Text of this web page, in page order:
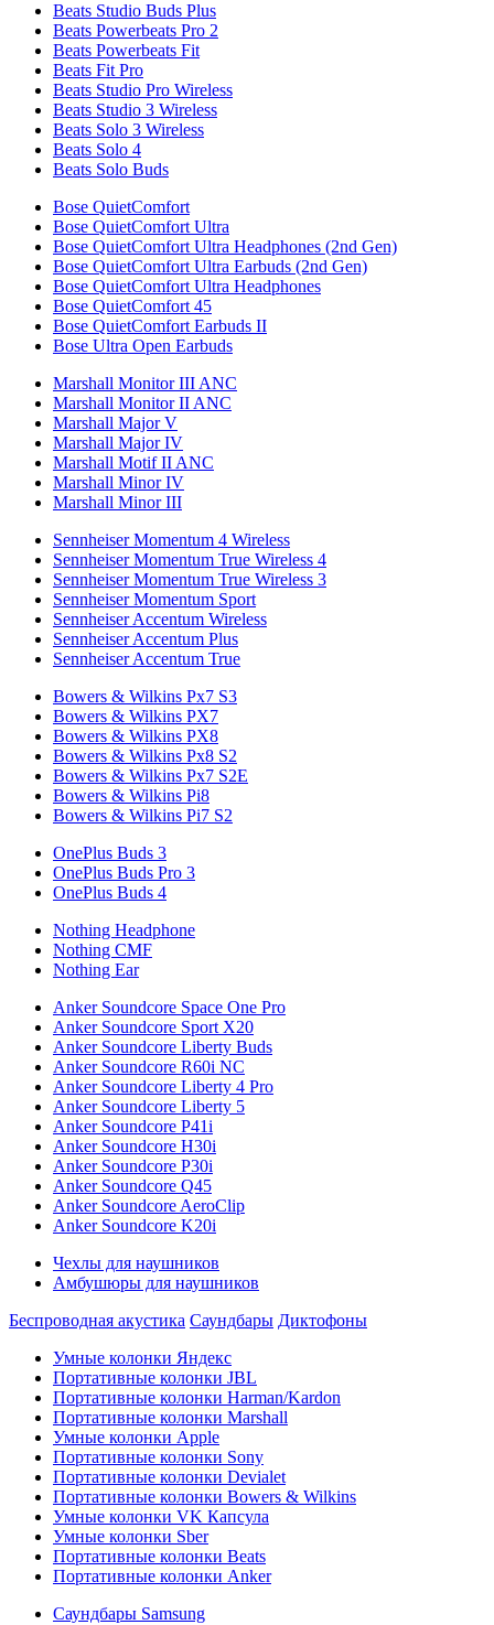
Beats Studio Buds Plus
Beats Powerbeats Pro 2
Beats Powerbeats Fit
Beats Fit Pro
Beats Studio Pro Wireless
Beats Studio 3 Wireless
Beats Solo 3 Wireless
Beats Solo 4
Beats Solo Buds
Bose QuietComfort
Bose QuietComfort Ultra
Bose QuietComfort Ultra Headphones (2nd Gen)
Bose QuietComfort Ultra Earbuds (2nd Gen)
Bose QuietComfort Ultra Headphones
Bose QuietComfort 45
Bose QuietComfort Earbuds II
Bose Ultra Open Earbuds
Marshall Monitor III ANC
Marshall Monitor II ANC
Marshall Major V
Marshall Major IV
Marshall Motif II ANC
Marshall Minor IV
Marshall Minor III
Sennheiser Momentum 4 Wireless
Sennheiser Momentum True Wireless 4
Sennheiser Momentum True Wireless 3
Sennheiser Momentum Sport
Sennheiser Accentum Wireless
Sennheiser Accentum Plus
Sennheiser Accentum True
Bowers & Wilkins Px7 S3
Bowers & Wilkins PX7
Bowers & Wilkins PX8
Bowers & Wilkins Px8 S2
Bowers & Wilkins Px7 S2E
Bowers & Wilkins Pi8
Bowers & Wilkins Pi7 S2
OnePlus Buds 3
OnePlus Buds Pro 3
OnePlus Buds 4
Nothing Headphone
Nothing CMF
Nothing Ear
Anker Soundcore Space One Pro
Anker Soundcore Sport X20
Anker Soundcore Liberty Buds
Anker Soundcore R60i NC
Anker Soundcore Liberty 4 Pro
Anker Soundcore Liberty 5
Anker Soundcore P41i
Anker Soundcore H30i
Anker Soundcore P30i
Anker Soundcore Q45
Anker Soundcore AeroClip
Anker Soundcore K20i
Чехлы для наушников
Амбушюры для наушников
Беспроводная акустика Саундбары Диктофоны
Умные колонки Яндекс
Портативные колонки JBL
Портативные колонки Harman/Kardon
Портативные колонки Marshall
Умные колонки Apple
Портативные колонки Sony
Портативные колонки Devialet
Портативные колонки Bowers & Wilkins
Умные колонки VK Капсула
Умные колонки Sber
Портативные колонки Beats
Портативные колонки Anker
Саундбары Samsung